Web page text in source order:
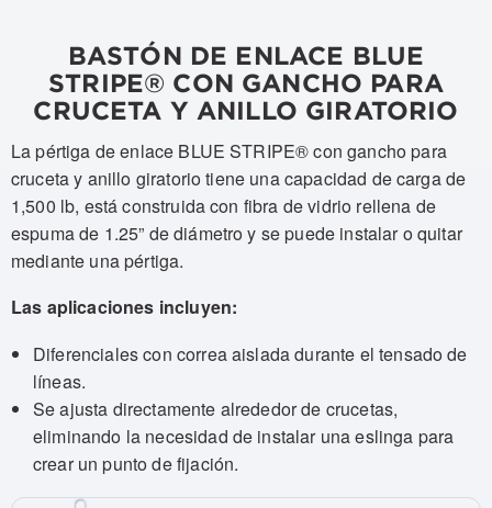
BASTÓN DE ENLACE BLUE
STRIPE® CON GANCHO PARA
CRUCETA Y ANILLO GIRATORIO
La pértiga de enlace BLUE STRIPE® con gancho para
cruceta y anillo giratorio tiene una capacidad de carga de
1,500 lb, está construida con fibra de vidrio rellena de
espuma de 1.25” de diámetro y se puede instalar o quitar
mediante una pértiga.
Las aplicaciones incluyen:
Diferenciales con correa aislada durante el tensado de
líneas.
Se ajusta directamente alrededor de crucetas,
eliminando la necesidad de instalar una eslinga para
crear un punto de fijación.